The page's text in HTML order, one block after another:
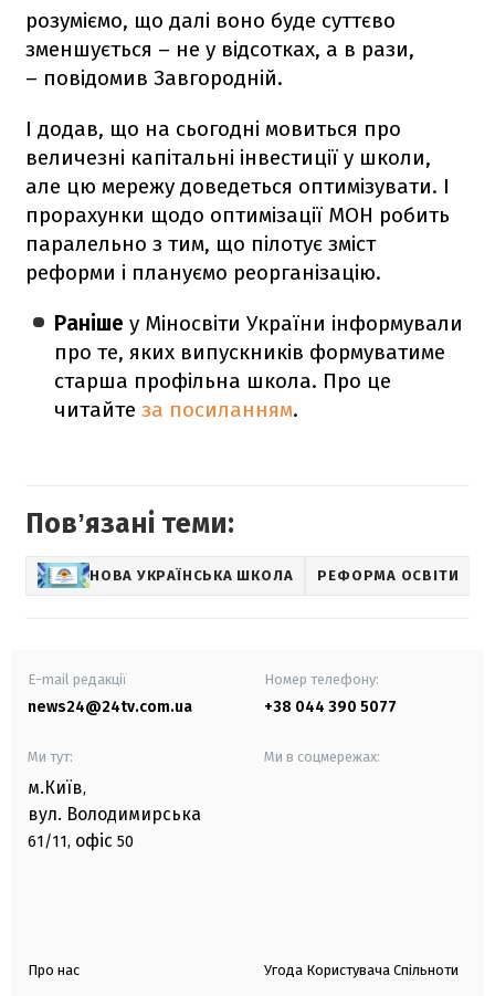
розуміємо, що далі воно буде суттєво
зменшується – не у відсотках, а в рази,
– повідомив Завгородній.
І додав, що на сьогодні мовиться про
величезні капітальні інвестиції у школи,
але цю мережу доведеться оптимізувати. І
прорахунки щодо оптимізації МОН робить
паралельно з тим, що пілотує зміст
реформи і плануємо реорганізацію.
Раніше у Міносвіти України інформували
про те, яких випускників формуватиме
старша профільна школа. Про це
читайтеза посиланням.
Повʼязані теми:
НОВА УКРАЇНСЬКА ШКОЛА РЕФОРМА ОСВІТИ
E-mail редакції
news24@24tv.com.ua
Номер телефону:
+38 044 390 5077
Ми тут:
м.Київ,
вул. Володимирська
61/11, офіс 50
Ми в соцмережах:
Про нас Угода Користувача Спільноти